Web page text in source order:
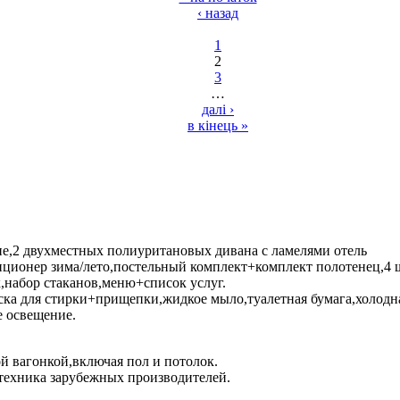
‹ назад
1
2
3
…
далі ›
в кінець »
двухместных полиуритановых дивана с ламелями отель
зима/лето,постельный комплект+комплект
стаканов,меню+список услуг.
для стирки+прищепки,жидкое мыло,туалетная
освещение.
вагонкой,включая пол и потолок.
зарубежных производителей.